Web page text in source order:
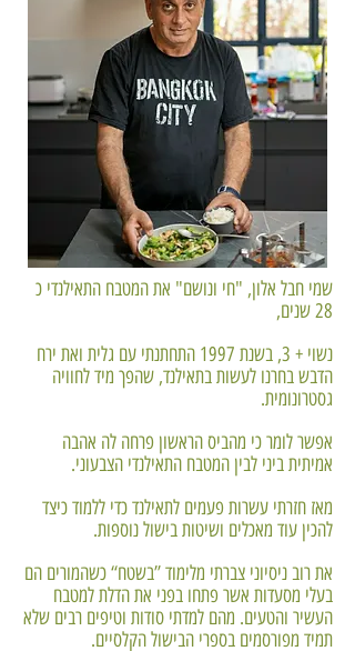
שמי חבל אלון, "חי ונושם" את המטבח התאילנדי כ
28 שנים,
נשוי + 3, בשנת 1997 התחתנתי עם גלית ואת ירח
הדבש בחרנו לעשות בתאילנד, שהפך מיד לחוויה
גסטרונומית.
אפשר לומר כי מהביס הראשון פרחה לה אהבה
אמיתית ביני לבין המטבח התאילנדי הצבעוני.
מאז חזרתי עשרות פעמים לתאילנד כדי ללמוד כיצד
להכין עוד מאכלים ושיטות בישול נוספות.
את רוב ניסיוני צברתי מלימוד ”בשטח“ כשהמורים הם
בעלי מסעדות אשר פתחו בפני את הדלת למטבח
העשיר והטעים. מהם למדתי סודות וטיפים רבים שלא
תמיד מפורסמים בספרי הבישול הקלסיים.